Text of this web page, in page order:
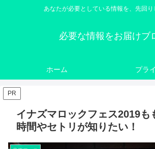
あなたが必要としている情報を、先回り
必要な情報をお届けブ
ホーム プラ
PR
イナズマロックフェス2019も
時間やセトリが知りたい！